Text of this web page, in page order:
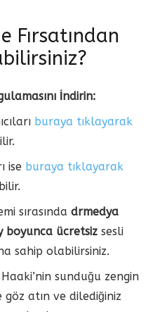
Fırsatından
İndirin:
buraya tıklayarak
ise buraya tıklayarak
sırasında drmedya
boyunca ücretsiz sesli
sahip olabilirsiniz.
Haaki’nin sunduğu zengin
atın ve dilediğiniz